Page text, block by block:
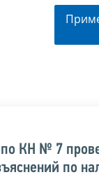
КН № 7
по